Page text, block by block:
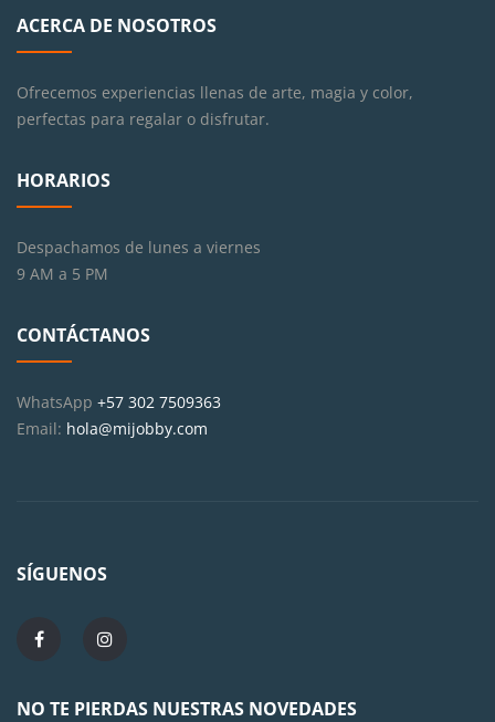
ACERCA DE NOSOTROS
Ofrecemos experiencias llenas de arte, magia y color,
perfectas para regalar o disfrutar.
HORARIOS
Despachamos de lunes a viernes
9 AM a 5 PM
CONTÁCTANOS
WhatsApp +57 302 7509363
Email: hola@mijobby.com
SÍGUENOS
NO TE PIERDAS NUESTRAS NOVEDADES